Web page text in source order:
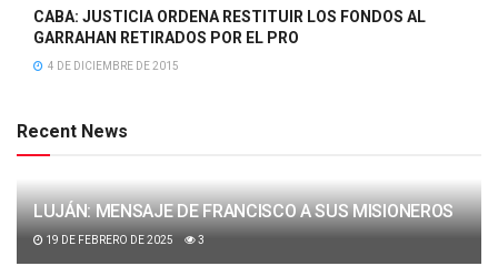
CABA: JUSTICIA ORDENA RESTITUIR LOS FONDOS AL
GARRAHAN RETIRADOS POR EL PRO
4 DE DICIEMBRE DE 2015
Recent News
LUJÁN: MENSAJE DE FRANCISCO A SUS MISIONEROS
19 DE FEBRERO DE 2025 3